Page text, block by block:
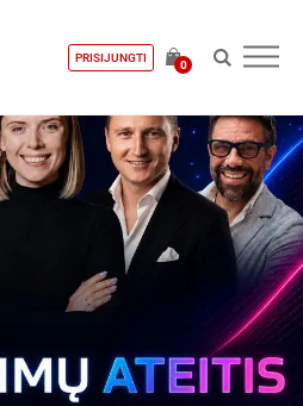
PRISIJUNGTI
0